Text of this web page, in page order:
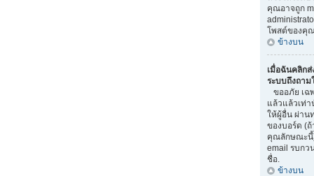
คุณอาจถูก
โพสต์ของคุ
ข้างบน
เมื่อฉันคลิก
ระบบถึงถาม
ขออภัย เฉ
แล้วแล้วเท่
ให้ผู้อื่น ผ่าน
ของบอร์ด (
คุณลักษณะนี้)
email รบกว
ชื่อ.
ข้างบน